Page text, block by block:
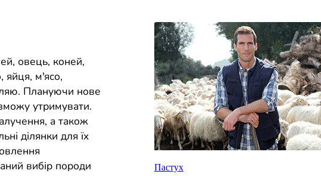
овець, коней,
яйця, м'ясо,
Плануючи нове
утримувати.
а також
ділянки для їх
вибір породи
Пастух